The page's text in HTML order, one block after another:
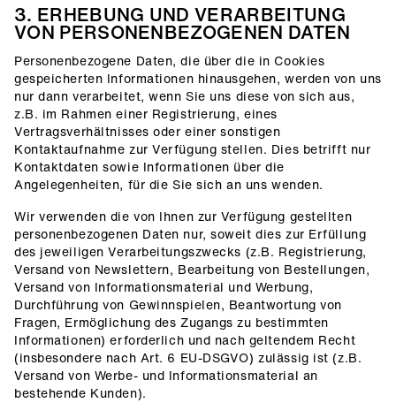
3. ERHEBUNG UND VERARBEITUNG
VON PERSONENBEZOGENEN DATEN
Personenbezogene Daten, die über die in Cookies
gespeicherten Informationen hinausgehen, werden von uns
nur dann verarbeitet, wenn Sie uns diese von sich aus,
z.B. im Rahmen einer Registrierung, eines
Vertragsverhältnisses oder einer sonstigen
Kontaktaufnahme zur Verfügung stellen. Dies betrifft nur
Kontaktdaten sowie Informationen über die
Angelegenheiten, für die Sie sich an uns wenden.
Wir verwenden die von Ihnen zur Verfügung gestellten
personenbezogenen Daten nur, soweit dies zur Erfüllung
des jeweiligen Verarbeitungszwecks (z.B. Registrierung,
Versand von Newslettern, Bearbeitung von Bestellungen,
Versand von Informationsmaterial und Werbung,
Durchführung von Gewinnspielen, Beantwortung von
Fragen, Ermöglichung des Zugangs zu bestimmten
Informationen) erforderlich und nach geltendem Recht
(insbesondere nach Art. 6 EU-DSGVO) zulässig ist (z.B.
Versand von Werbe- und Informationsmaterial an
bestehende Kunden).